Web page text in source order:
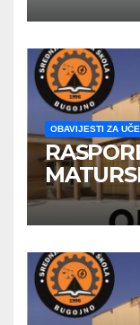
OBAVIJESTI ZA